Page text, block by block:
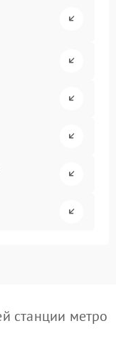
станции метро